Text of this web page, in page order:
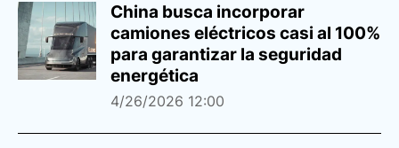
China busca incorporar
camiones eléctricos casi al 100%
para garantizar la seguridad
energética
4/26/2026 12:00